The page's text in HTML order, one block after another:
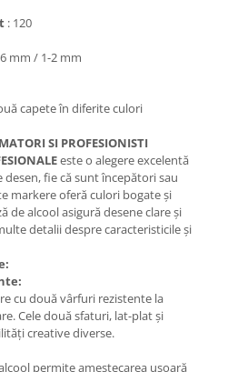
: 120
mm / 1-2 mm
capete în diferite culori
SI PROFESIONISTI
este o alegere excelentă
fie că sunt începători sau
markere oferă culori bogate și
de alcool asigură desene clare și
detalii despre caracteristicile și
cu două vârfuri rezistente la
Cele două sfaturi, lat-plat și
creative diverse.
permite amestecarea ușoară